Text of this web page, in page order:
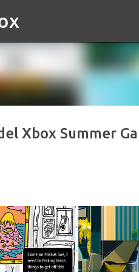
Xbox Summer